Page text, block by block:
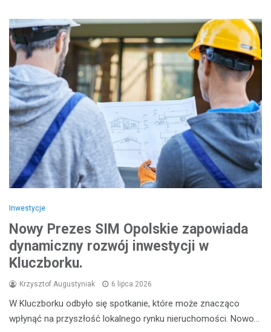
Inwestycje
Nowy Prezes SIM Opolskie zapowiada
dynamiczny rozwój inwestycji w
Kluczborku.
Krzysztof Augustyniak 6 lipca 2026
W Kluczborku odbyło się spotkanie, które może znacząco
wpłynąć na przyszłość lokalnego rynku nieruchomości. Nowo…